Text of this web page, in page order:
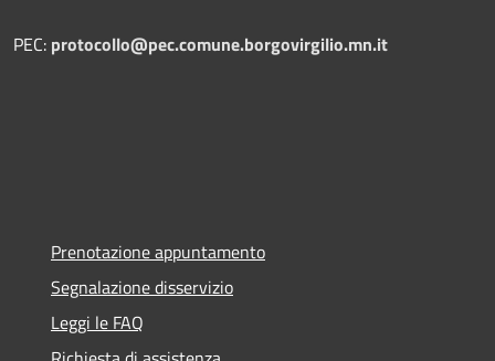
PEC: protocollo@pec.comune.borgovirgilio.mn.it
Prenotazione appuntamento
Segnalazione disservizio
Leggi le FAQ